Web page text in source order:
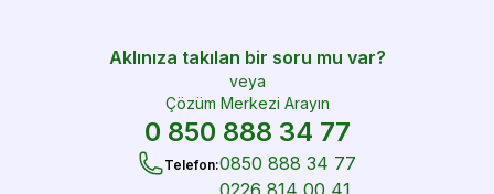
Aklınıza takılan bir soru mu var?
veya
Çözüm Merkezi Arayın
0 850 888 34 77
Telefon:0850 888 34 77
0226 814 00 41